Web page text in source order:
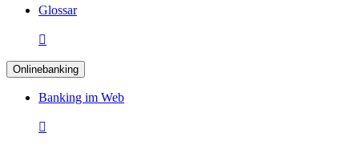
Glossar

Onlinebanking
Banking im Web
